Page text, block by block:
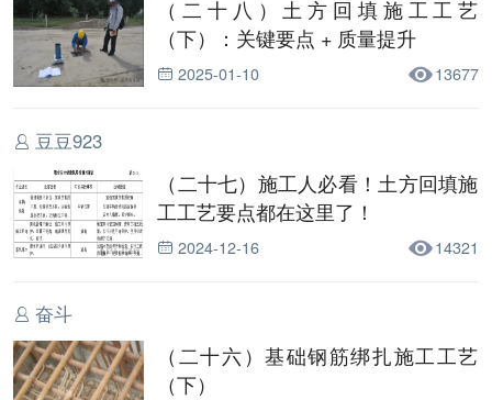
（二十八）土方回填施工工艺
（下）：关键要点 + 质量提升
2025-01-10 13677
豆豆923
（二十七）施工人必看！土方回填施
工工艺要点都在这里了！
2024-12-16 14321
奋斗
（二十六）基础钢筋绑扎施工工艺
（下）